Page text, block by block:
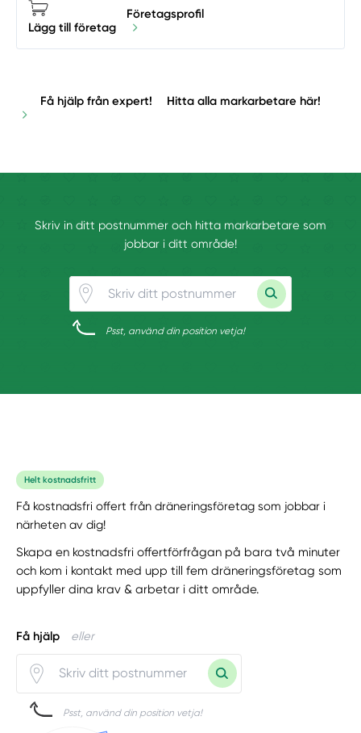
Lägg till företag
Företagsprofil
Få hjälp från expert! Hitta alla markarbetare här!
Skriv in ditt postnummer och hitta markarbetare som
jobbar i ditt område!
Psst, använd din position vetja!
Helt kostnadsfritt
Få kostnadsfri offert från dräneringsföretag som jobbar i
närheten av dig!
Skapa en kostnadsfri offertförfrågan på bara två minuter
och kom i kontakt med upp till fem dräneringsföretag som
uppfyller dina krav & arbetar i ditt område.
Få hjälp eller
Psst, använd din position vetja!